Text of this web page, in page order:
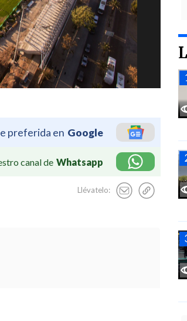
preferida en Google
canal de Whatsapp
Llévatelo: